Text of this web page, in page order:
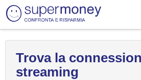
Trova la
streaming